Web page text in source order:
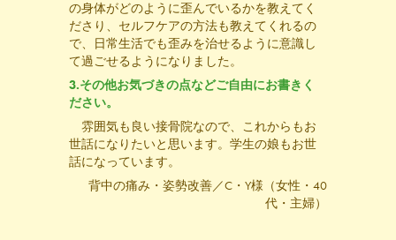
の身体がどのように歪んでいるかを教えてく
ださり、セルフケアの方法も教えてくれるの
で、日常生活でも歪みを治せるように意識し
て過ごせるようになりました。
3.その他お気づきの点などご自由にお書きく
ださい。
雰囲気も良い接骨院なので、これからもお
世話になりたいと思います。学生の娘もお世
話になっています。
背中の痛み・姿勢改善／C・Y様（女性・40
代・主婦）